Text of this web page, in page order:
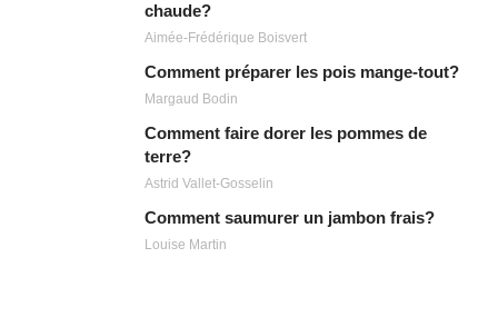
chaude?
Aimée-Frédérique Boisvert
Comment préparer les pois mange-tout?
Margaud Bodin
Comment faire dorer les pommes de
terre?
Astrid Vallet-Gosselin
Comment saumurer un jambon frais?
Louise Martin